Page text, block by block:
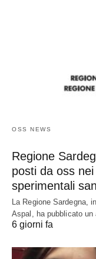
OSS NEWS
Regione
posti da oss
sperimentali
La Regione Sardegna,
Aspal, ha pubblicato
6 giorni fa